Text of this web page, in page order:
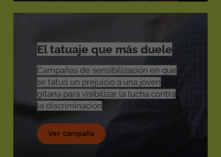
El tatuaje que más duele
Campañas de sensibilización en que
se tatuó un prejuicio a una joven
gitana para visibilizar la lucha contra
la discriminación
Ver campaña